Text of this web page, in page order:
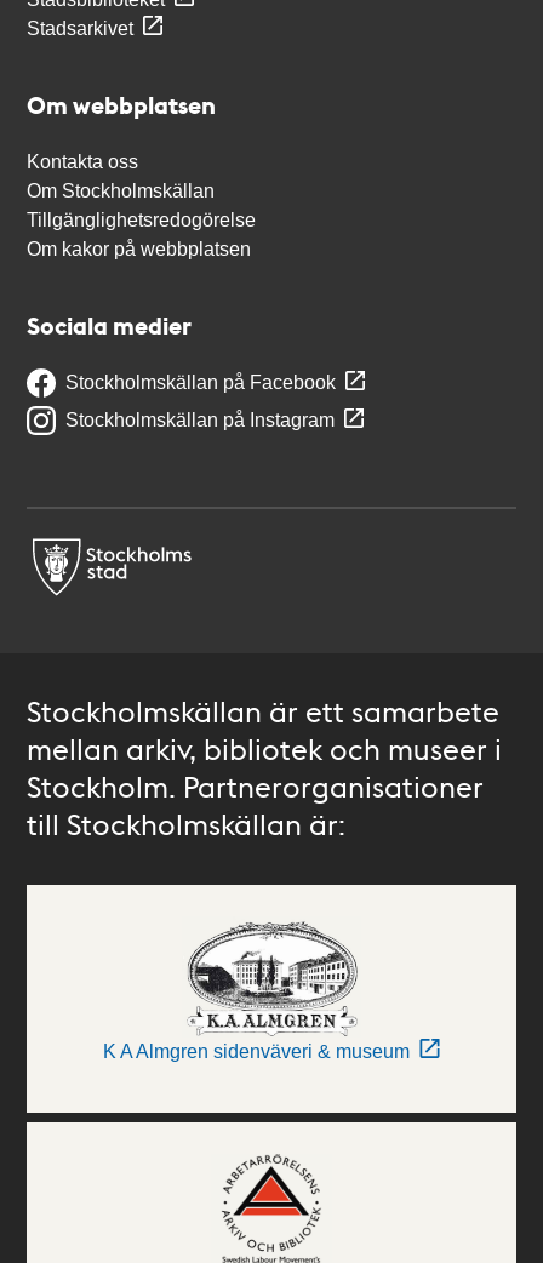
Stadsarkivet
Om webbplatsen
Kontakta oss
Om Stockholmskällan
Tillgänglighetsredogörelse
Om kakor på webbplatsen
Sociala medier
Stockholmskällan på Facebook
Stockholmskällan på Instagram
Stockholmskällan är ett samarbete
mellan arkiv, bibliotek och museer i
Stockholm. Partnerorganisationer
till Stockholmskällan är:
K A Almgren sidenväveri & museum